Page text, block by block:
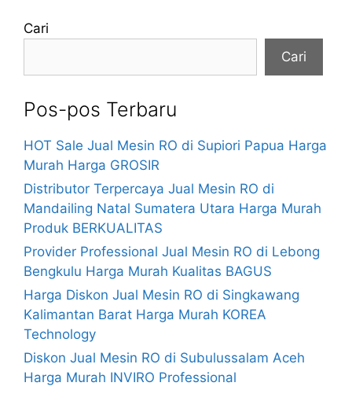
Cari
Cari
Pos-pos Terbaru
HOT Sale Jual Mesin RO di Supiori Papua Harga
Murah Harga GROSIR
Distributor Terpercaya Jual Mesin RO di
Mandailing Natal Sumatera Utara Harga Murah
Produk BERKUALITAS
Provider Professional Jual Mesin RO di Lebong
Bengkulu Harga Murah Kualitas BAGUS
Harga Diskon Jual Mesin RO di Singkawang
Kalimantan Barat Harga Murah KOREA
Technology
Diskon Jual Mesin RO di Subulussalam Aceh
Harga Murah INVIRO Professional